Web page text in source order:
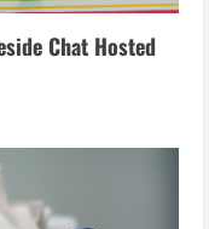
Chat Hosted